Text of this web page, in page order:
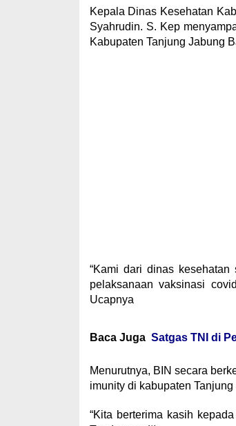
Kepala Dinas Kesehatan
Syahrudin. S. Kep
Kabupaten Tanjung Jabung
“Kami dari dinas
pelaksanaan vaksinasi
Ucapnya
Baca Juga Satgas TNI di
Menurutnya, BIN secara
imunity di kabupaten
“Kita berterima kasih